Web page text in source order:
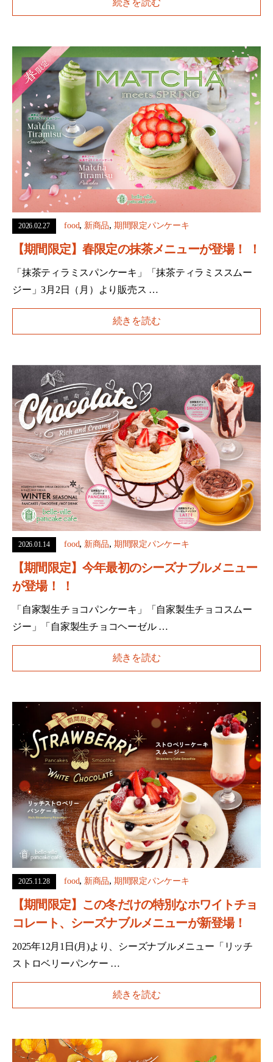
2026.02.27 food, 新商品, 期間限定パンケーキ
【期間限定】春限定の抹茶メニューが登場！ ！
「抹茶ティラミスパンケーキ」「抹茶ティラミススムー
ジー」3月2日（月）より販売ス …
続きを読む
2026.01.14 food, 新商品, 期間限定パンケーキ
【期間限定】今年最初のシーズナブルメニュー
が登場！ ！
「自家製生チョコパンケーキ」「自家製生チョコスムー
ジー」「自家製生チョコヘーゼル …
続きを読む
2025.11.28 food, 新商品, 期間限定パンケーキ
【期間限定】この冬だけの特別なホワイトチョ
コレート、シーズナブルメニューが新登場！
2025年12月1日(月)より、シーズナブルメニュー「リッチ
ストロベリーパンケー …
続きを読む